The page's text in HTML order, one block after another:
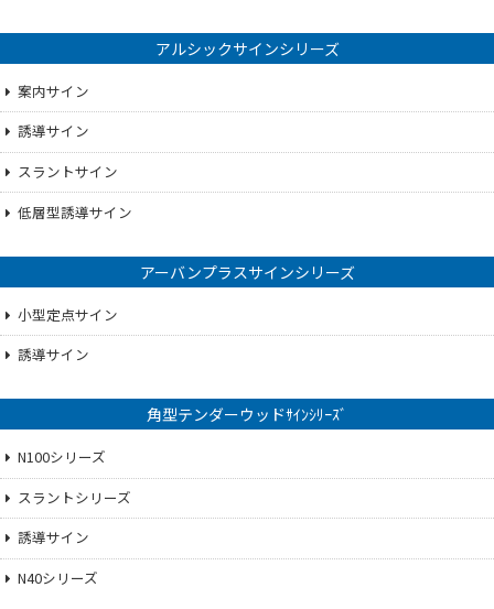
アルシックサインシリーズ
案内サイン
誘導サイン
スラントサイン
低層型誘導サイン
アーバンプラスサインシリーズ
小型定点サイン
誘導サイン
角型テンダーウッドｻｲﾝｼﾘｰｽﾞ
N100シリーズ
スラントシリーズ
誘導サイン
N40シリーズ